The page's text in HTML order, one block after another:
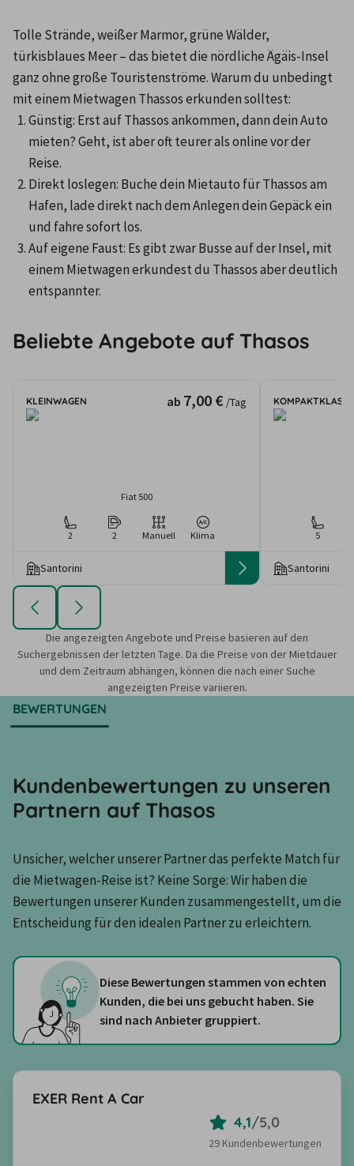
Tolle Strände, weißer Marmor, grüne Wälder,
türkisblaues Meer – das bietet die nördliche Ägäis-Insel
ganz ohne große Touristenströme. Warum du unbedingt
mit einem Mietwagen Thassos erkunden solltest:
Günstig: Erst auf Thassos ankommen, dann dein Auto
mieten? Geht, ist aber oft teurer als online vor der
Reise.
Direkt loslegen: Buche dein Mietauto für Thassos am
Hafen, lade direkt nach dem Anlegen dein Gepäck ein
und fahre sofort los.
Auf eigene Faust: Es gibt zwar Busse auf der Insel, mit
einem Mietwagen erkundest du Thassos aber deutlich
entspannter.
Beliebte Angebote auf Thasos
KLEINWAGEN ab 7,00 € /Tag
Fiat 500
2 2 Manuell Klima
Santorini
KOMPAKTKLASSE
5
Santorini
Die angezeigten Angebote und Preise basieren auf den
Suchergebnissen der letzten Tage. Da die Preise von der Mietdauer
und dem Zeitraum abhängen, können die nach einer Suche
angezeigten Preise variieren.
BEWERTUNGEN
Kundenbewertungen zu unseren
Partnern auf Thasos
Unsicher, welcher unserer Partner das perfekte Match für
die Mietwagen-Reise ist? Keine Sorge: Wir haben die
Bewertungen unserer Kunden zusammengestellt, um die
Entscheidung für den idealen Partner zu erleichtern.
Diese Bewertungen stammen von echten
Kunden, die bei uns gebucht haben. Sie
sind nach Anbieter gruppiert.
EXER Rent A Car
4,1/5,0
29 Kundenbewertungen